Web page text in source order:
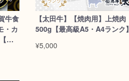
牛食
・カ
送
【太田牛】【焼肉用】上焼肉
500g【最高級A5・A4ランク】
¥5,000